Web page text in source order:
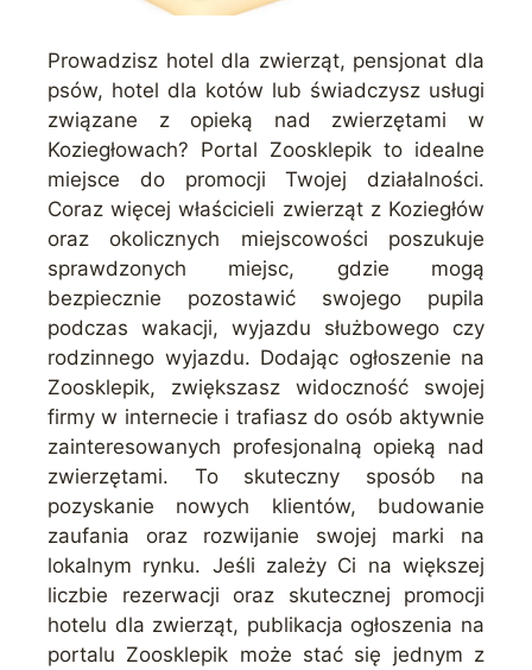
Prowadzisz hotel dla zwierząt, pensjonat dla
psów, hotel dla kotów lub świadczysz usługi
związane z opieką nad zwierzętami w
Koziegłowach? Portal Zoosklepik to idealne
miejsce do promocji Twojej działalności.
Coraz więcej właścicieli zwierząt z Koziegłów
oraz okolicznych miejscowości poszukuje
sprawdzonych miejsc, gdzie mogą
bezpiecznie pozostawić swojego pupila
podczas wakacji, wyjazdu służbowego czy
rodzinnego wyjazdu. Dodając ogłoszenie na
Zoosklepik, zwiększasz widoczność swojej
firmy w internecie i trafiasz do osób aktywnie
zainteresowanych profesjonalną opieką nad
zwierzętami. To skuteczny sposób na
pozyskanie nowych klientów, budowanie
zaufania oraz rozwijanie swojej marki na
lokalnym rynku. Jeśli zależy Ci na większej
liczbie rezerwacji oraz skutecznej promocji
hotelu dla zwierząt, publikacja ogłoszenia na
portalu Zoosklepik może stać się jednym z